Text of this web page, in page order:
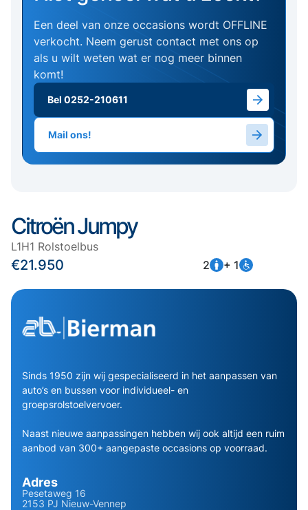
Een deel van onze occasions wordt OFFLINE
verkocht. Neem gerust contact met ons op
als u wilt weten wat er nog meer binnen
komt!
Bel 0252-210611
Mail ons!
Citroën Jumpy
L1H1 Rolstoelbus
€21.950 2 + 1
Sinds 1950 zijn wij gespecialiseerd in het aanpassen van
auto’s en bussen voor individueel- en
groepsrolstoelvervoer.
Naast nieuwe aanpassingen hebben wij ook altijd een ruim
aanbod van 300+ aangepaste occasions op voorraad.
Adres
Pesetaweg 16
2153 PJ Nieuw-Vennep